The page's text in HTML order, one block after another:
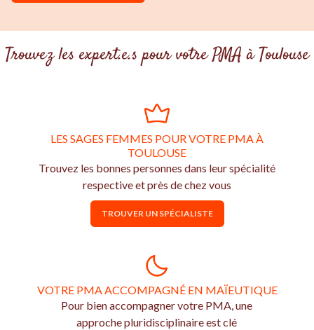
Trouvez les expert.e.s pour votre PMA à Toulouse
LES SAGES FEMMES POUR VOTRE PMA À
TOULOUSE
Trouvez les bonnes personnes dans leur spécialité
respective et près de chez vous
TROUVER UN SPÉCIALISTE
VOTRE PMA ACCOMPAGNÉ EN MAÏEUTIQUE
Pour bien accompagner votre PMA, une
approche pluridisciplinaire est clé